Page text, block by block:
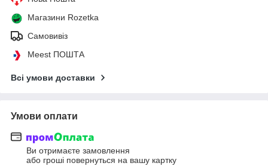
Магазини Rozetka
Самовивіз
Meest ПОШТА
Всі умови доставки
Умови оплати
Ви отримаєте замовлення
або гроші повернуться на вашу картку